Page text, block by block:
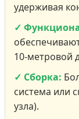
удерживая
✓
10-метровой
✓ Сборка:
система или
узла).